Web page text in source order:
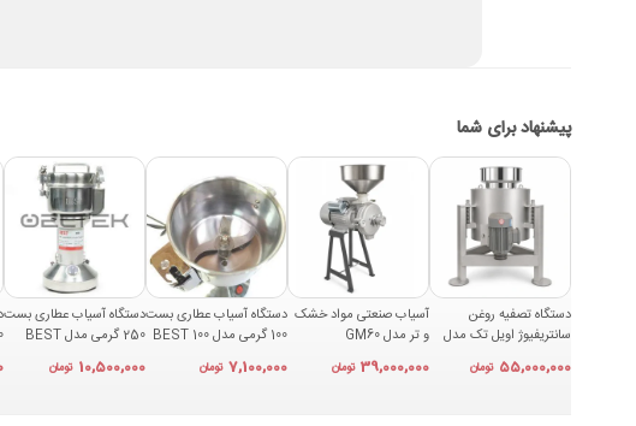
پیشنهاد برای شما
دستگاه تصفیه روغن
سانتریفیوژ اویل تک مدل
55,000,000 تومان
آسیاب صنعتی مواد خشک
و تر مدل GM60
39,000,000 تومان
دستگاه آسیاب عطاری بست
100 گرمی مدل BEST 100
7,100,000 تومان
دستگاه آسیاب عطاری بست
250 گرمی مدل BEST
10,500,000 تومان